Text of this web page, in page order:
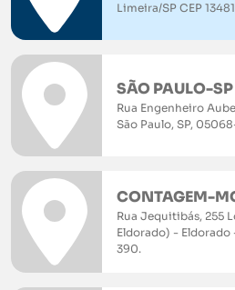
Limeira/SP CEP
SÃO PAULO-SP
Rua Engenheiro
São Paulo, SP,
CONTAGEM-
Rua Jequitibás, 255
Eldorado) - Eldorado
390.